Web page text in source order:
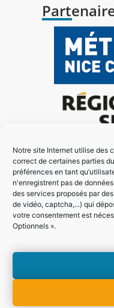
Notre site Internet utilise des
correct de certaines parties
préférences en tant
n'enregistrent pas de
des services proposés par
de vidéo, captcha,...) qui
votre consentement est
Optionnels ».